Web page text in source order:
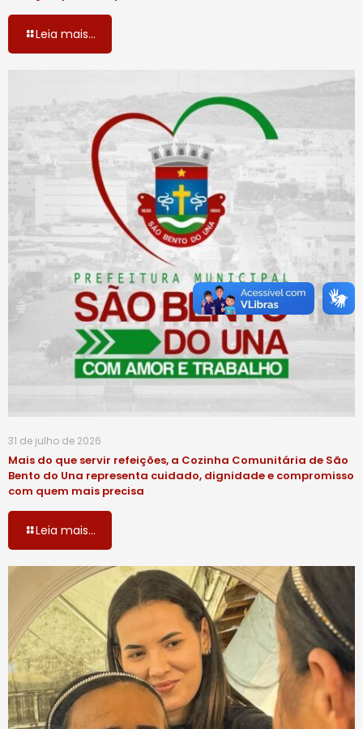
Leia mais...
31 de julho de 2026
Mais do que servir refeições, a Cozinha Comunitária de São
Bento do Una representa cuidado, dignidade e compromisso
com quem mais precisa
Leia mais...